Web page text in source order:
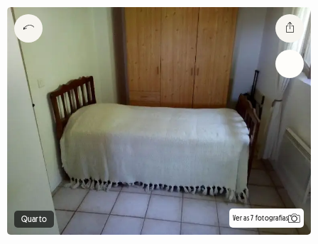
Quarto Ver as 7 fotografias